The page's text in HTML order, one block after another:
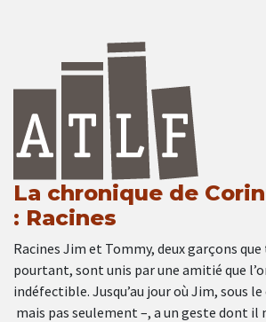
La chronique de
: Racines
Racines Jim et Tommy, deux garçons
pourtant, sont unis par une amitié que
indéfectible. Jusqu’au jour où Jim, sous le
mais pas seulement –, a un geste dont il